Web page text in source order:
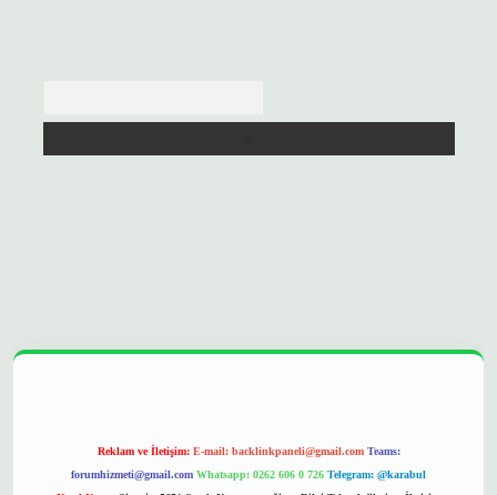
Reklam ve İletişim: E-mail: backlinkpaneli@gmail.com Teams:
forumhizmeti@gmail.com Whatsapp: 0262 606 0 726 Telegram: @karabul